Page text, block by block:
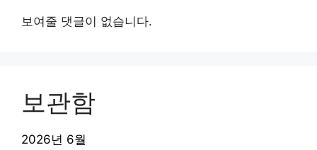
보여줄 댓글이 없습니다.
보관함
2026년 6월